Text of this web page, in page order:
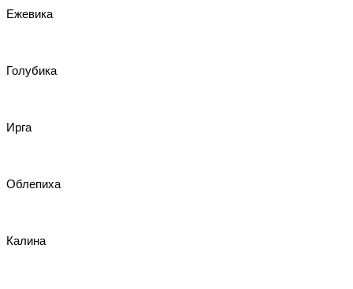
Ежевика
Голубика
Ирга
Облепиха
Калина